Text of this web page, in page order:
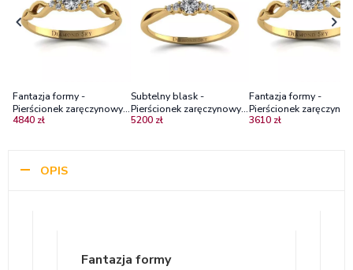
Fantazja formy -
Pierścionek zaręczynowy z
żółtego złota z
4840 zł
Subtelny blask -
Pierścionek zaręczynowy z
żółtego złota z
5200 zł
Fantazja formy -
Pierścionek
diamentami, żółte
3610 zł
OPIS
Fantazja formy